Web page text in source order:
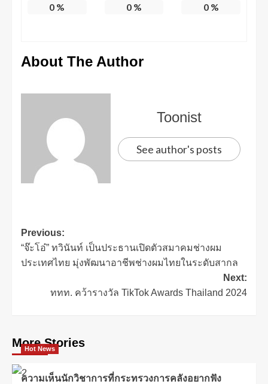
0 % 0% 0%
About The Author
Toonist
See author's posts
Previous:
“จ๊ะโอ๋” ทวินันท์ เป็นประธานเปิดตัวสมาคมช่างผม
ประเทศไทย มุ่งพัฒนาอาชีพช่างผมไทยในระดับสากล
Next:
ททท. คว้ารางวัล TikTok Awards Thailand 2024
More Stories
Hot News
ความเห็นนักวิชาการที่กระทรวงการคลังอยากฟัง